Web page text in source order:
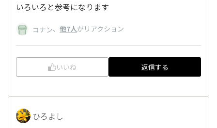
いろいろと参考になります
コナン、 他7人がリアクション
いいね 返信する
ひろよし